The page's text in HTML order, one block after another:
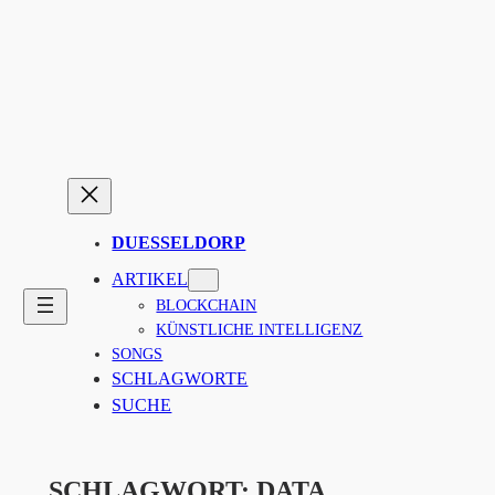
DUESSELDORP
ARTIKEL
BLOCKCHAIN
KÜNSTLICHE INTELLIGENZ
SONGS
SCHLAGWORTE
SUCHE